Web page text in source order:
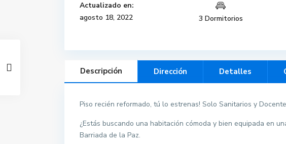
Actualizado en:
agosto 18, 2022
3 Dormitorios
Descripción Dirección Detalles
Piso recién reformado, tú lo estrenas! Solo Sanitarios y
¿Estás buscando una habitación cómoda y bien equipada en
Barriada de la Paz.